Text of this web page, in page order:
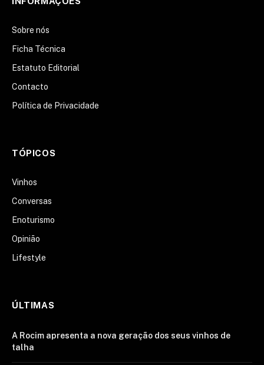
Sobre nós
Ficha Técnica
Estatuto Editorial
Contacto
Política de Privacidade
TÓPICOS
Vinhos
Conversas
Enoturismo
Opinião
Lifestyle
ÚLTIMAS
A Rocim apresenta a nova geração dos seus vinhos de
talha